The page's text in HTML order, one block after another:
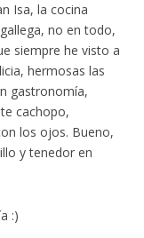
Isa, la cocina
no en todo,
siempre he visto a
hermosas las
gastronomía,
cachopo,
los ojos. Bueno,
y tenedor en
:)